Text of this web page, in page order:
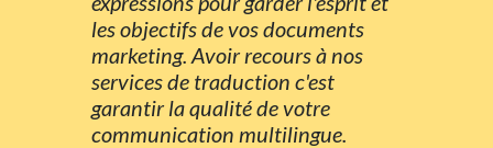
les objectifs de vos documents
marketing. Avoir recours à nos
services de traduction c'est
garantir la qualité de votre
communication multilingue.